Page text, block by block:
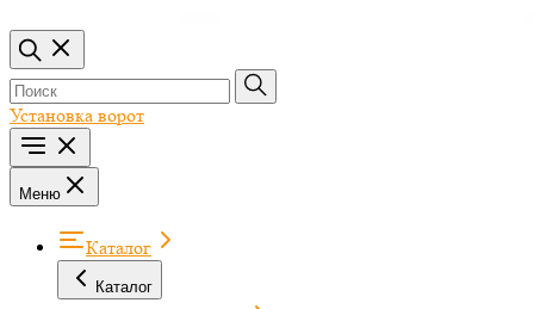
Установка ворот
Меню
Каталог
Каталог